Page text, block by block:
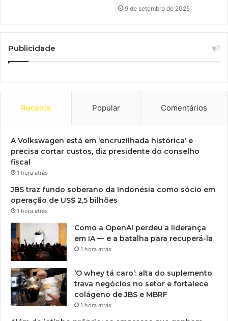
9 de setembro de 2025
Publicidade
Recente Popular Comentários
A Volkswagen está em ‘encruzilhada histórica’ e
precisa cortar custos, diz presidente do conselho
fiscal
1 hora atrás
JBS traz fundo soberano da Indonésia como sócio em
operação de US$ 2,5 bilhões
1 hora atrás
Como a OpenAI perdeu a liderança
em IA — e a batalha para recuperá-la
1 hora atrás
‘O whey tá caro’: alta do suplemento
trava negócios no setor e fortalece
colágeno de JBS e MBRF
1 hora atrás